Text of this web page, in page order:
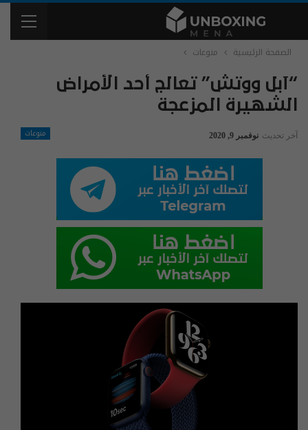
الصفحة الرئيسية منوعات
“آبل ووتش” تعالج أحد الأمراض
الشهيرة المزعجة
منوعات آخر تحديث نوفمبر 9, 2020